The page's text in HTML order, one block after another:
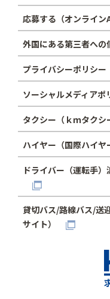
応募する（オンライン
外国にある第三者へ
プライバシーポリシー
ソーシャルメディアポ
タクシー（ｋｍタクシ
ハイヤー（国際ハイヤ
ドライバー（運転手）
貸切バス/路線バス/送
サイト）